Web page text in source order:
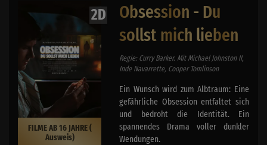
2D
FILME AB 16 JAHRE (
Ausweis)
Obsession - Du
sollst mich lieben
Regie: Curry Barker. Mit Michael Johnston II,
Inde Navarrette, Cooper Tomlinson
Ein Wunsch wird zum Albtraum: Eine
gefährliche Obsession entfaltet sich
und bedroht die Identität. Ein
spannendes Drama voller dunkler
Wendungen.